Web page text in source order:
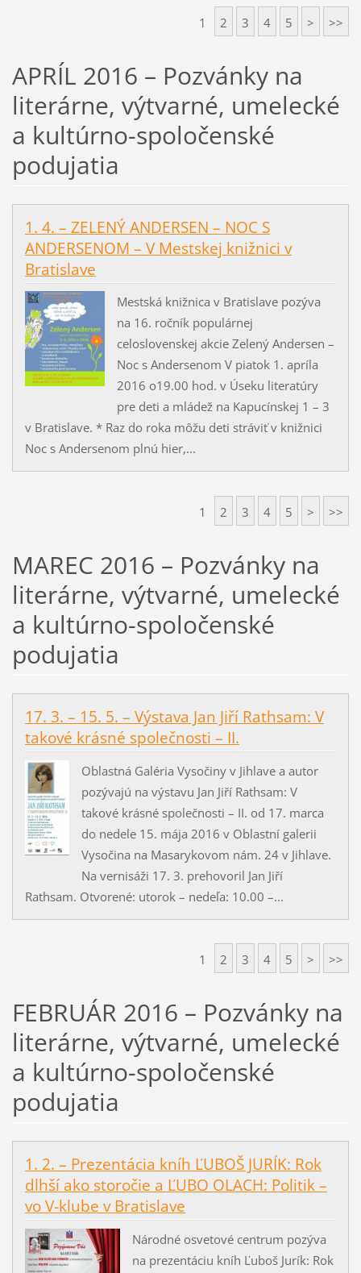
1 2 3 4 5 > >>
APRÍL 2016 – Pozvánky na
literárne, výtvarné, umelecké
a kultúrno-spoločenské
podujatia
1. 4. – ZELENÝ ANDERSEN – NOC S
ANDERSENOM – V Mestskej knižnici v
Bratislave
Mestská knižnica v Bratislave pozýva
na 16. ročník populárnej
celoslovenskej akcie Zelený Andersen –
Noc s Andersenom V piatok 1. apríla
2016 o19.00 hod. v Úseku literatúry
pre deti a mládež na Kapucínskej 1 – 3
v Bratislave. * Raz do roka môžu deti stráviť v knižnici
Noc s Andersenom plnú hier,...
1 2 3 4 5 > >>
MAREC 2016 – Pozvánky na
literárne, výtvarné, umelecké
a kultúrno-spoločenské
podujatia
17. 3. – 15. 5. – Výstava Jan Jiří Rathsam: V
takové krásné společnosti – II.
Oblastná Galéria Vysočiny v Jihlave a autor
pozývajú na výstavu Jan Jiří Rathsam: V
takové krásné společnosti – II. od 17. marca
do nedele 15. mája 2016 v Oblastní galerii
Vysočina na Masarykovom nám. 24 v Jihlave.
Na vernisáži 17. 3. prehovoril Jan Jiří
Rathsam. Otvorené: utorok – nedeľa: 10.00 –...
1 2 3 4 5 > >>
FEBRUÁR 2016 – Pozvánky na
literárne, výtvarné, umelecké
a kultúrno-spoločenské
podujatia
1. 2. – Prezentácia kníh ĽUBOŠ JURÍK: Rok
dlhší ako storočie a ĽUBO OLACH: Politik –
vo V-klube v Bratislave
Národné osvetové centrum pozýva
na prezentáciu kníh Ľuboš Jurík: Rok